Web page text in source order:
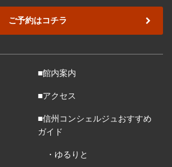
ご予約はコチラ
■館内案内
■アクセス
■信州コンシェルジュおすすめ
ガイド
・ゆるりと